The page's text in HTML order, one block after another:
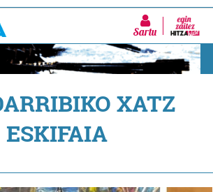
Sartu
XATZ
ESKIFAIA